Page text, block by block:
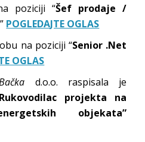
poziciji “Šef prodaje /
” POGLEDAJTE OGLAS
na poziciji “Senior .Net
OGLAS
d.o.o. raspisala je
projekta na
objekata”